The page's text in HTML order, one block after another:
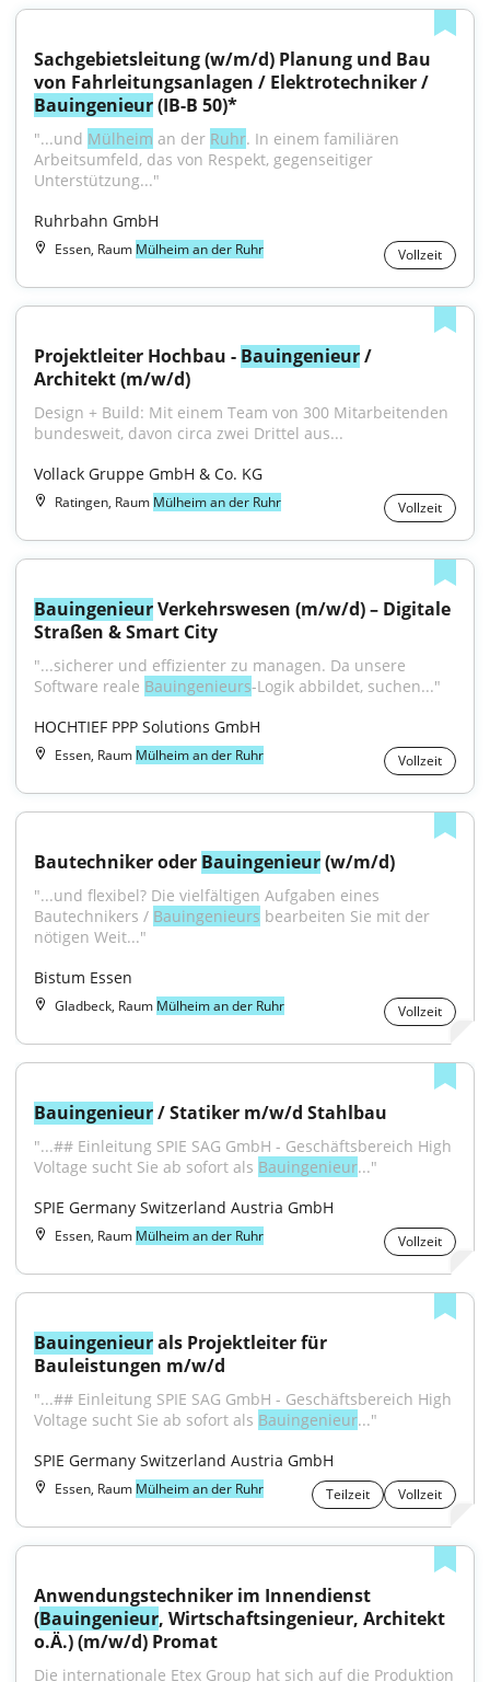
Sachgebietsleitung (w/m/d) Planung und Bau
Bauingenieur (IB-B 50)*
"...und Mülheim an der Ruhr. In einem familiären
Arbeitsumfeld, das von Respekt, gegenseitiger
Unterstützung..."
Ruhrbahn GmbH
Essen, Raum Mülheim an der Ruhr Vollzeit
Projektleiter Hochbau - Bauingenieur /
Architekt (m/w/d)
Design + Build: Mit einem Team von 300 Mitarbeitenden
bundesweit, davon circa zwei Drittel aus...
Vollack Gruppe GmbH & Co. KG
Ratingen, Raum Mülheim an der Ruhr Vollzeit
Bauingenieur Verkehrswesen (m/w/d) – Digitale
Straßen & Smart City
"...sicherer und effizienter zu managen. Da unsere
Software reale Bauingenieurs-Logik abbildet, suchen..."
HOCHTIEF PPP Solutions GmbH
Essen, Raum Mülheim an der Ruhr Vollzeit
Bautechniker oder Bauingenieur (w/m/d)
"...und flexibel? Die vielfältigen Aufgaben eines
Bautechnikers / Bauingenieurs bearbeiten Sie mit der
nötigen Weit..."
Bistum Essen
Gladbeck, Raum Mülheim an der Ruhr Vollzeit
Bauingenieur / Statiker m/w/d Stahlbau
"...## Einleitung SPIE SAG GmbH - Geschäftsbereich High
Voltage sucht Sie ab sofort als Bauingenieur..."
SPIE Germany Switzerland Austria GmbH
Essen, Raum Mülheim an der Ruhr Vollzeit
Bauingenieur als Projektleiter für
Bauleistungen m/w/d
"...## Einleitung SPIE SAG GmbH - Geschäftsbereich High
Voltage sucht Sie ab sofort als Bauingenieur..."
SPIE Germany Switzerland Austria GmbH
Essen, Raum Mülheim an der Ruhr Teilzeit Vollzeit
Anwendungstechniker im Innendienst
(Bauingenieur, Wirtschaftsingenieur, Architekt
o.Ä.) (m/w/d) Promat
Die internationale Etex Group hat sich auf die Produktion